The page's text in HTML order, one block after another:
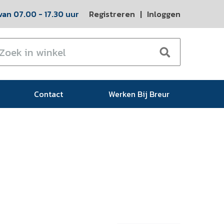
07.00 - 17.30 uur Registreren | Inloggen
Contact Werken Bij Breur